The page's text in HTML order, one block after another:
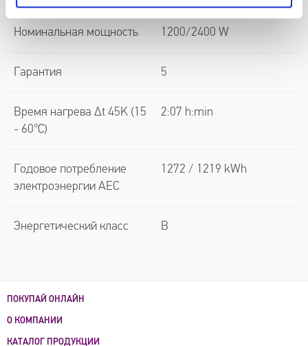
Номинальная мощность 1200/2400 W
Гарантия 5
Время нагрева Δt 45K (15
- 60℃)
2:07 h:min
Годовое потребление
электроэнергии AEC
1272 / 1219 kWh
Энергетический класс B
ПОКУПАЙ ОНЛАЙН
О КОМПАНИИ
КАТАЛОГ ПРОДУКЦИИ